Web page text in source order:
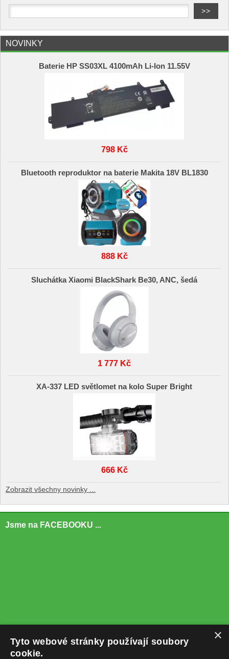
NOVINKY
Baterie HP SS03XL 4100mAh Li-Ion 11.55V
798 Kč
Bluetooth reproduktor na baterie Makita 18V BL1830
888 Kč
Sluchátka Xiaomi BlackShark Be30, ANC, šedá
1 777 Kč
XA-337 LED světlomet na kolo Super Bright
666 Kč
Zobrazit všechny novinky ...
Jsme na FACEBOOKU ...
×
Tyto webové stránky používají soubory
cookie.